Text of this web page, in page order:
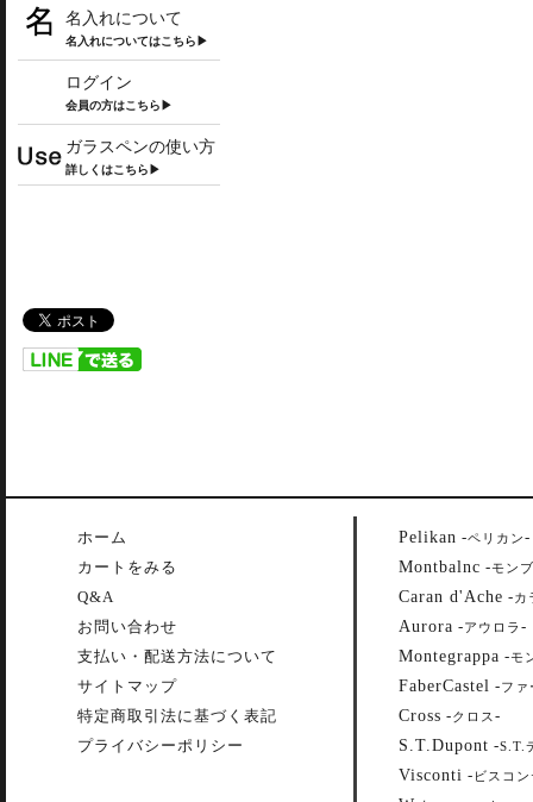
名入れについて
名入れについてはこちら▶
ログイン
会員の方はこちら▶
ガラスペンの使い方
詳しくはこちら▶
ホーム
カートをみる
Q&A
お問い合わせ
支払い・配送方法について
サイトマップ
特定商取引法に基づく表記
プライバシーポリシー
Pelikan -ペリカン-
Montbalnc -モン
Caran d'Ache -カ
Aurora -アウロラ -
Montegrappa -モ
FaberCastel -ファ
Cross -クロス -
S.T.Dupont -S.T.
Visconti - ビスコ